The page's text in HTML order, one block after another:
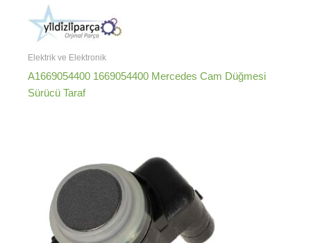
Elektrik ve Elektronik
A1669054400 1669054400 Mercedes Cam Düğmesi
Sürücü Taraf